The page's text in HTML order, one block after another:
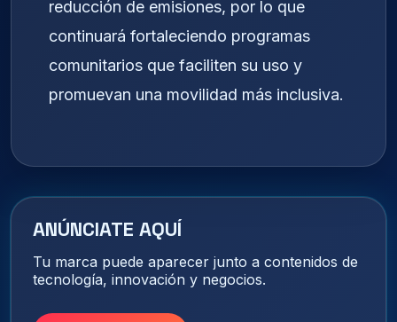
reducción de emisiones, por lo que
continuará fortaleciendo programas
comunitarios que faciliten su uso y
promuevan una movilidad más inclusiva.
ANÚNCIATE AQUÍ
Tu marca puede aparecer junto a contenidos de
tecnología, innovación y negocios.